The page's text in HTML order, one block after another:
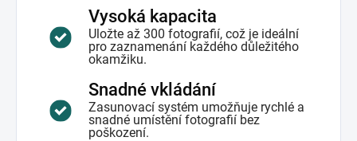
Vysoká kapacita
Uložte až 300 fotografií, což je ideální
pro zaznamenání každého důležitého
okamžiku.
Snadné vkládání
Zasunovací systém umožňuje rychlé a
snadné umístění fotografií bez
poškození.